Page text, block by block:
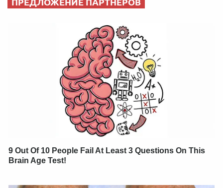
ПРЕДЛОЖЕНИЕ ПАРТНЕРОВ
9 Out Of 10 People Fail At Least 3 Questions On This
Brain Age Test!